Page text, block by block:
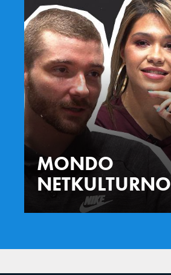
MONDO
NETKULTURNO